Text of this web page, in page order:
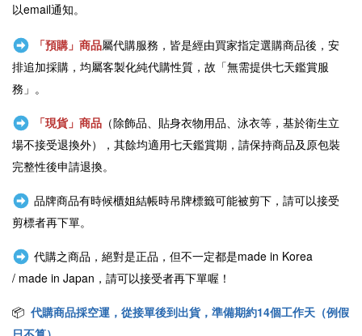
以email通知。
「預購」商品屬代購服務，皆是經由買家指定選購商品後，安
排追加採購，均屬客製化純代購性質，故「無需提供七天鑑賞服
務」。
「現貨」商品（除飾品、貼身衣物用品、泳衣等，基於衛生立
場不接受退換外），其餘均適用七天鑑賞期，請保持商品及原包裝
完整性後申請退換。
品牌商品有時候櫃姐結帳時吊牌標籤可能被剪下，請可以接受
剪標者再下單。
代購之商品，絕對是正品，但不一定都是made in Korea
/ made in Japan ，請可以接受者再下單喔！
📦 代購商品採空運，從接單後到出貨，準備期約14個工作天（例假